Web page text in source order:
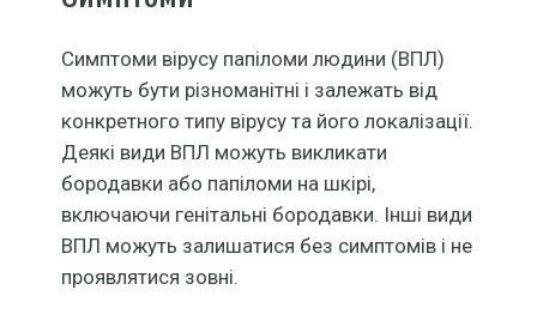
Симптоми вірусу папіломи людини (ВПЛ)
можуть бути різноманітні і залежать від
конкретного типу вірусу та його локалізації.
Деякі види ВПЛ можуть викликати
бородавки або папіломи на шкірі,
включаючи генітальні бородавки. Інші види
ВПЛ можуть залишатися без симптомів і не
проявлятися зовні.